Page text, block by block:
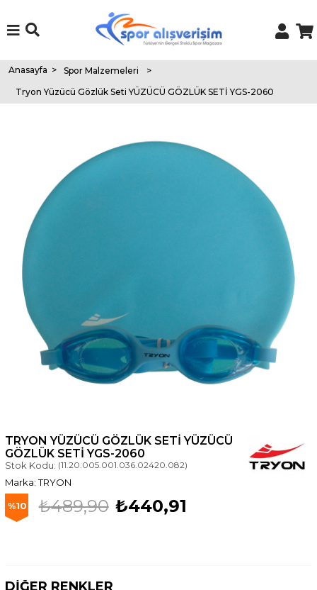
Anasayfa > Spor Malzemeleri
>
Tryon Yüzücü Gözlük Seti YÜZÜCÜ GÖZLÜK SETİ YGS-2060
TRYON YÜZÜCÜ GÖZLÜK SETI YÜZÜCÜ
GÖZLÜK SETİ YGS-2060
Stok Kodu: (11.20.005.001.036.02420.082)
TRYON
10 ₺489,90 ₺440,91
DİĞER RENKLER